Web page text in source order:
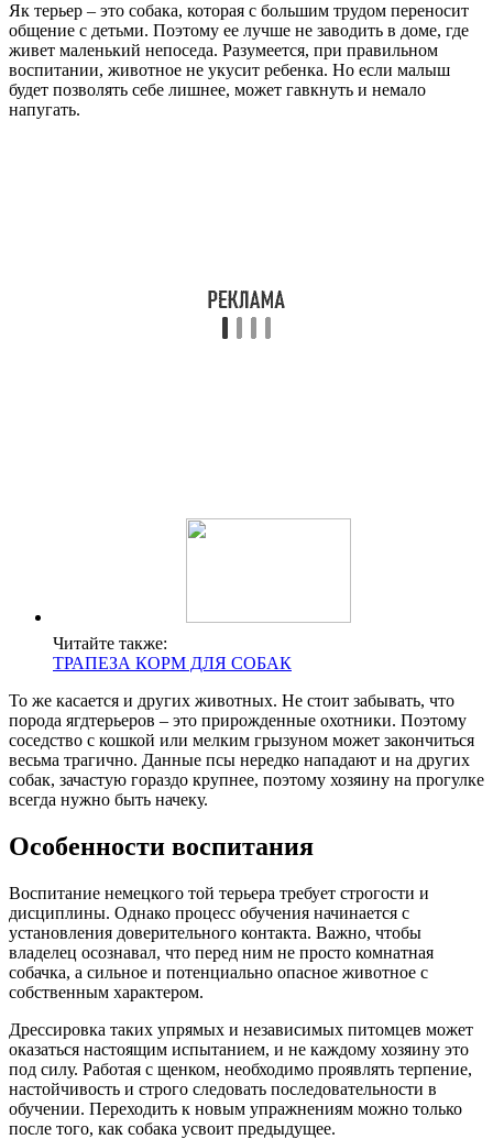
Як терьер – это собака, которая с большим трудом переносит
общение с детьми. Поэтому ее лучше не заводить в доме, где
живет маленький непоседа. Разумеется, при правильном
воспитании, животное не укусит ребенка. Но если малыш
будет позволять себе лишнее, может гавкнуть и немало
напугать.
Читайте также:
ТРАПЕЗА КОРМ ДЛЯ СОБАК
То же касается и других животных. Не стоит забывать, что
порода ягдтерьеров – это прирожденные охотники. Поэтому
соседство с кошкой или мелким грызуном может закончиться
весьма трагично. Данные псы нередко нападают и на других
собак, зачастую гораздо крупнее, поэтому хозяину на прогулке
всегда нужно быть начеку.
Особенности воспитания
Воспитание немецкого той терьера требует строгости и
дисциплины. Однако процесс обучения начинается с
установления доверительного контакта. Важно, чтобы
владелец осознавал, что перед ним не просто комнатная
собачка, а сильное и потенциально опасное животное с
собственным характером.
Дрессировка таких упрямых и независимых питомцев может
оказаться настоящим испытанием, и не каждому хозяину это
под силу. Работая с щенком, необходимо проявлять терпение,
настойчивость и строго следовать последовательности в
обучении. Переходить к новым упражнениям можно только
после того, как собака усвоит предыдущее.